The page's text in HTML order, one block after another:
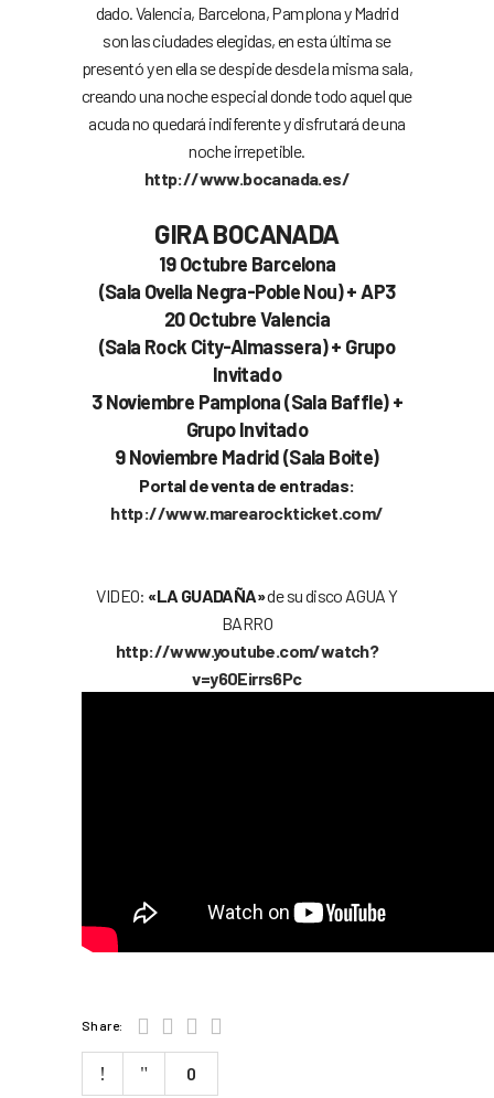
dado. Valencia, Barcelona, Pamplona y Madrid
son las ciudades elegidas, en esta última se
presentó y en ella se despide desde la misma sala,
creando una noche especial donde todo aquel que
acuda no quedará indiferente y disfrutará de una
noche irrepetible.
http://www.bocanada.es/
GIRA BOCANADA
19 Octubre Barcelona
(Sala Ovella Negra-Poble Nou) + AP3
20 Octubre Valencia
(Sala Rock City-Almassera) + Grupo
Invitado
3 Noviembre Pamplona (Sala Baffle) +
Grupo Invitado
9 Noviembre Madrid (Sala Boite)
Portal de venta de entradas:
http://www.marearockticket.com/
VIDEO: «LA GUADAÑA»de su disco AGUA Y
BARRO
http://www.youtube.com/watch?
v=y60Eirrs6Pc
Share:
0